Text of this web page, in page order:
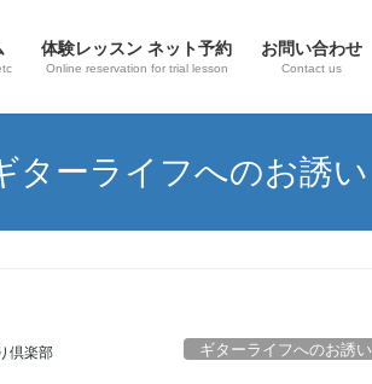
体験レッスン ネット予約
Online reservation for trial lesson
お問い合わせ
Contact us
ターライフへのお誘い
倶楽部 ギターライフへのお誘い